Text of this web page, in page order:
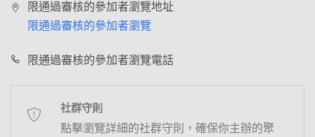
限通過審核的參加者瀏覽地址
限通過審核的參加者瀏覽
限通過審核的參加者瀏覽電話
社群守則
點擊瀏覽詳細的社群守則，確保你主辦的聚